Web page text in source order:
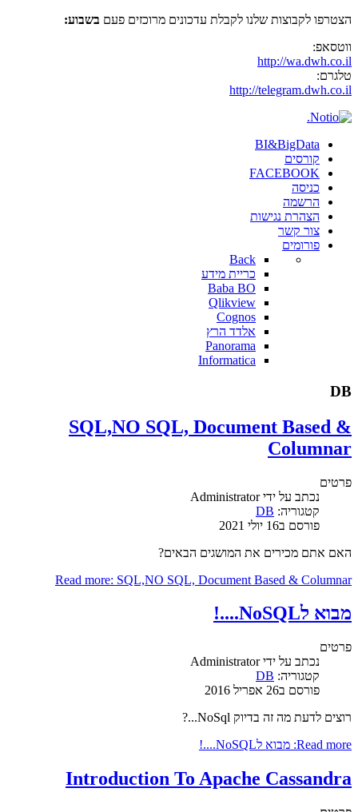
הצטרפו לקבוצות שלנו לקבלת עדכונים מרוכזים פעם בשבוע:
ווטסאפ:
http://wa.dwh.co.il
טלגרם:
http://telegram.dwh.co.il
BI&BigData
קורסים
FACEBOOK
כניסה
הרשמה
הצהרת נגישות
צור קשר
פורומים
Back
כריית מידע
Baba BO
Qlikview
Cognos
אלדד הרץ
Panorama
Informatica
DB
SQL,NO SQL, Document Based &
Columnar
פרטים
נכתב על ידיAdministrator
קטגוריה: DB
פורסם ב16 יולי 2021
האם אתם מכירים את המושגים הבאים?
Read more: SQL,NO SQL, Document Based & Columnar
מבוא לNoSQL....!
פרטים
נכתב על ידיAdministrator
קטגוריה: DB
פורסם ב26 אפריל 2016
רוצים לדעת מה זה בדיוק NoSql...?
Read more: מבוא לNoSQL....!
Introduction To Apache Cassandra